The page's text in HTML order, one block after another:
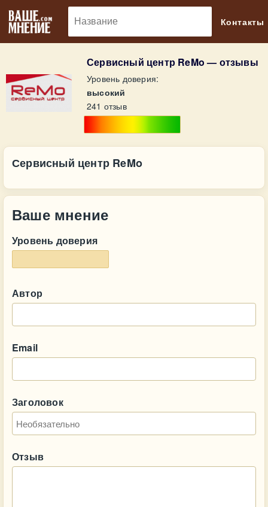
Контакты
Сервисный центр ReMo — отзывы
Уровень доверия:
высокий
241 отзыв
Сервисный центр ReMo
Ваше мнение
Уровень доверия
Автор
Email
Заголовок
Отзыв